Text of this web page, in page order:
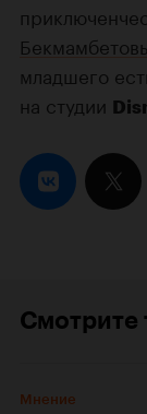
младшего
на студии
Смотрите
Мнение